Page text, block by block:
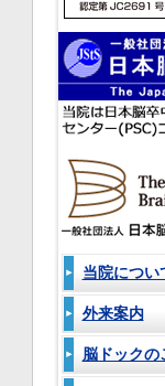
当院につい
外来案内
脳ドックの